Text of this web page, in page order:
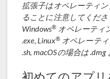
拡張子はオペレーティ
ることに注意してくだ
Windows® オペレーティ
.exe, Linux®オペレーテ
.sh, macOSの場合は